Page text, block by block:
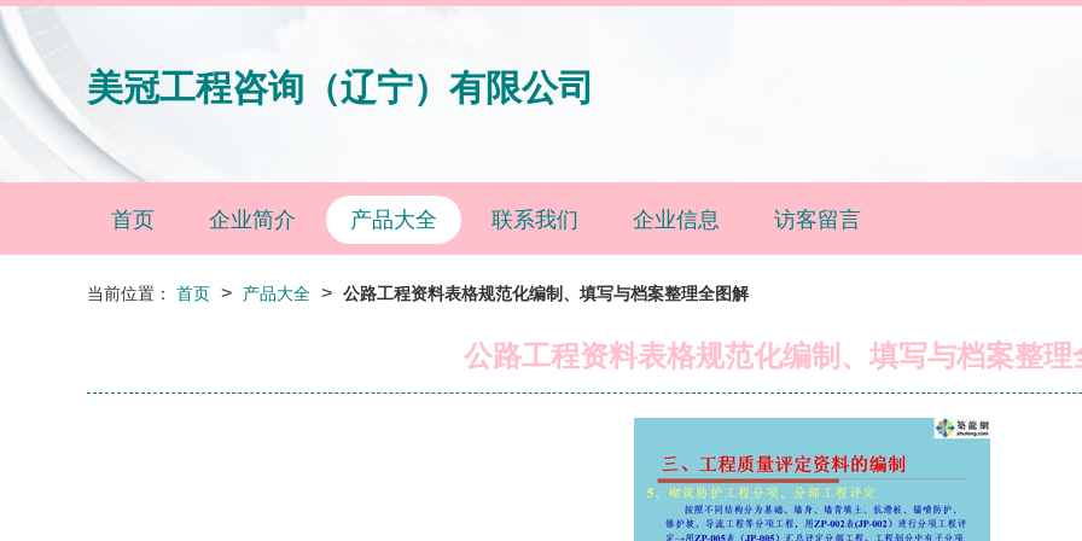
美冠工程咨询（辽宁）有限公司
首页 企业简介 产品大全 联系我们 企业信息 访客留言
当前位置： 首页 > 产品大全 > 公路工程资料表格规范化编制、填写与档案整理全图解
公路工程资料表格规范化编制、填写与档案整理